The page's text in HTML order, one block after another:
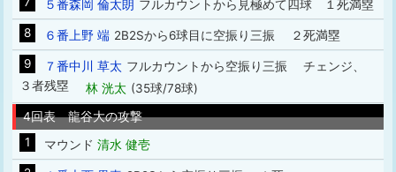
５番森岡 倫太朗 フルカウントから見極めて四球 １死満塁
8
６番上野 端 2B2Sから6球目に空振り三振 ２死満塁
9
７番中川 草太 フルカウントから空振り三振 チェンジ、
３者残塁 林 洸太 (35球/78球)
4回表 龍谷大の攻撃
1
マウンド 清水 健壱